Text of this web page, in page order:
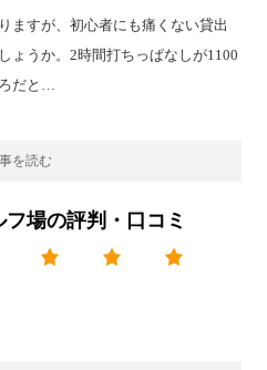
ますが、初心者にも痛くない貸出
ょうか。2時間打ちっぱなしが1100
だと…
を読む
場の評判・口コミ